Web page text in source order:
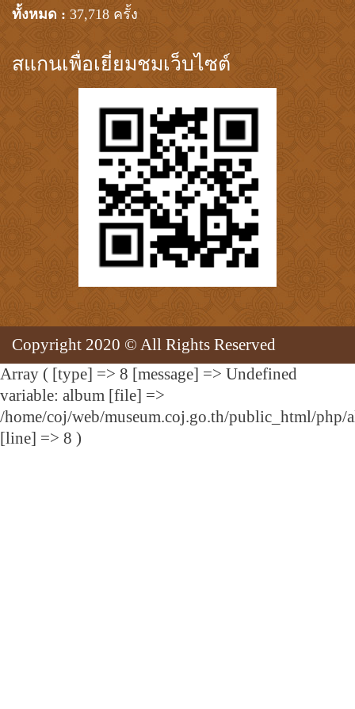
ทั้งหมด : 37,718 ครั้ง
สแกนเพื่อเยี่ยมชมเว็บไซต์
Copyright 2020 © All Rights Reserved
Array ( [type] => 8 [message] => Undefined
variable: album [file] =>
/home/coj/web/museum.coj.go.th/public_html/php/
[line] => 8 )